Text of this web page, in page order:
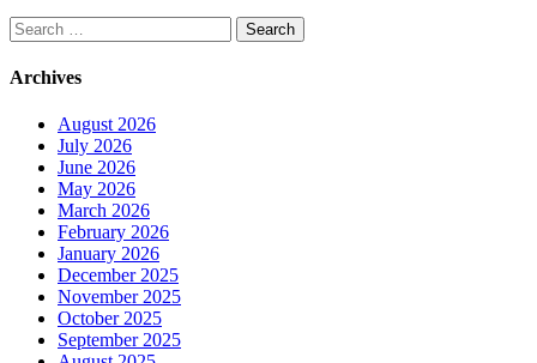
Search
for:
Archives
August 2026
July 2026
June 2026
May 2026
March 2026
February 2026
January 2026
December 2025
November 2025
October 2025
September 2025